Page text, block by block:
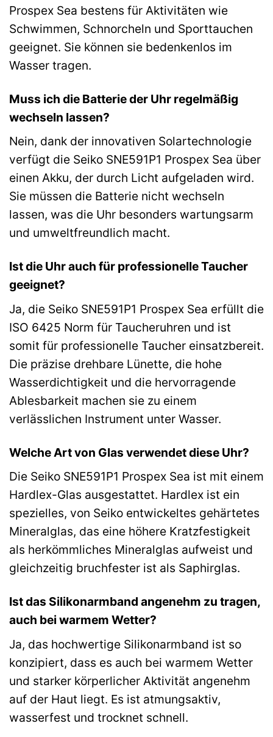
Prospex Sea bestens für Aktivitäten wie
Schwimmen, Schnorcheln und Sporttauchen
geeignet. Sie können sie bedenkenlos im
Wasser tragen.
Muss ich die Batterie der Uhr regelmäßig
wechseln lassen?
Nein, dank der innovativen Solartechnologie
verfügt die Seiko SNE591P1 Prospex Sea über
einen Akku, der durch Licht aufgeladen wird.
Sie müssen die Batterie nicht wechseln
lassen, was die Uhr besonders wartungsarm
und umweltfreundlich macht.
Ist die Uhr auch für professionelle Taucher
geeignet?
Ja, die Seiko SNE591P1 Prospex Sea erfüllt die
ISO 6425 Norm für Taucheruhren und ist
somit für professionelle Taucher einsatzbereit.
Die präzise drehbare Lünette, die hohe
Wasserdichtigkeit und die hervorragende
Ablesbarkeit machen sie zu einem
verlässlichen Instrument unter Wasser.
Welche Art von Glas verwendet diese Uhr?
Die Seiko SNE591P1 Prospex Sea ist mit einem
Hardlex-Glas ausgestattet. Hardlex ist ein
spezielles, von Seiko entwickeltes gehärtetes
Mineralglas, das eine höhere Kratzfestigkeit
als herkömmliches Mineralglas aufweist und
gleichzeitig bruchfester ist als Saphirglas.
Ist das Silikonarmband angenehm zu tragen,
auch bei warmem Wetter?
Ja, das hochwertige Silikonarmband ist so
konzipiert, dass es auch bei warmem Wetter
und starker körperlicher Aktivität angenehm
auf der Haut liegt. Es ist atmungsaktiv,
wasserfest und trocknet schnell.